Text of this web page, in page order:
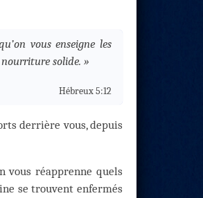
vous enseigne les
solide. »
Hébreux 5:12
derrière vous, depuis
vous réapprenne quels
se trouvent enfermés